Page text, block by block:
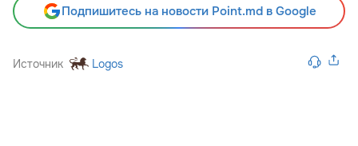
Подпишитесь на новости Point.md в Google
Источник Logos